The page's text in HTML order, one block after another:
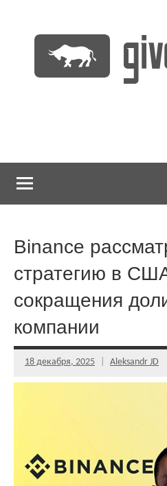
содержимому
Binance
стратегию в
сокращения
компании
18 декабря, 2025 Aleksandr JD